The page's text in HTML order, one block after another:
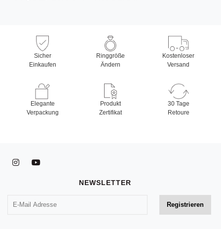
Sicher
Einkaufen
Ringgröße
Ändern
Kostenloser
Versand
Elegante
Verpackung
Produkt
Zertifikat
30 Tage
Retoure
NEWSLETTER